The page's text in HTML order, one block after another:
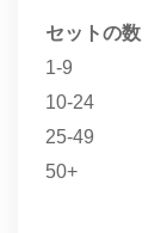
セットの数
1-9
10-24
25-49
50+